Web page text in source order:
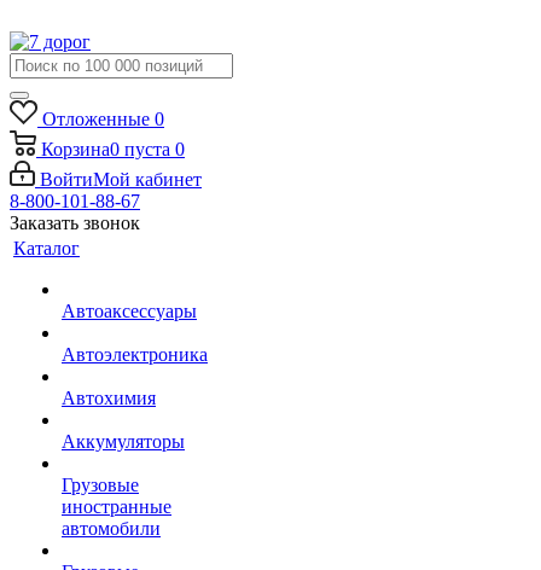
Отложенные 0
Корзина0 пуста 0
ВойтиМой кабинет
8-800-101-88-67
Заказать звонок
Каталог
Автоаксессуары
Автоэлектроника
Автохимия
Аккумуляторы
Грузовые
иностранные
автомобили